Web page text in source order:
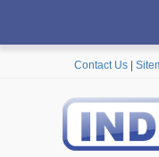
Contact Us